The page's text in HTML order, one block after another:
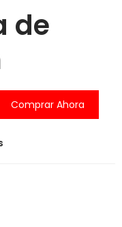
de
Comprar Ahora